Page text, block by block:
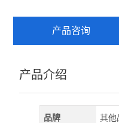
产品咨询
产品介绍
品牌 其他